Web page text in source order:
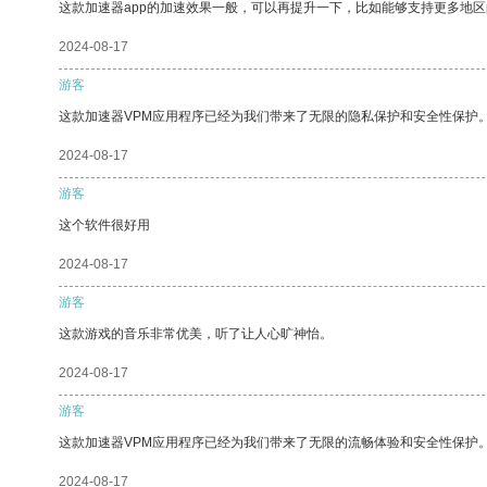
这款加速器app的加速效果一般，可以再提升一下，比如能够支持更多地区
2024-08-17
游客
这款加速器VPM应用程序已经为我们带来了无限的隐私保护和安全性保护。
2024-08-17
游客
这个软件很好用
2024-08-17
游客
这款游戏的音乐非常优美，听了让人心旷神怡。
2024-08-17
游客
这款加速器VPM应用程序已经为我们带来了无限的流畅体验和安全性保护。
2024-08-17